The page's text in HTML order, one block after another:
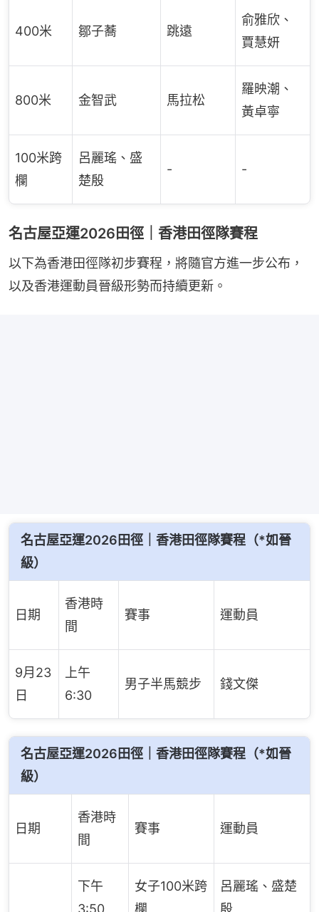
400米 鄒子蕎 跳遠
俞雅欣、
賈慧妍
800米 金智武 馬拉松
羅映潮、
黃卓寧
100米跨
欄
呂麗瑤、盛
楚殷
- -
名古屋亞運2026田徑｜香港田徑隊賽程
以下為香港田徑隊初步賽程，將隨官方進一步公布，
以及香港運動員晉級形勢而持續更新。
名古屋亞運2026田徑｜香港田徑隊賽程（*如晉
級）
日期
香港時
間
賽事 運動員
9月23
日
上午
6:30
男子半馬競步 錢文傑
名古屋亞運2026田徑｜香港田徑隊賽程（*如晉
級）
日期
香港時
間
賽事 運動員
下午
女子100米跨
呂麗瑤、盛楚